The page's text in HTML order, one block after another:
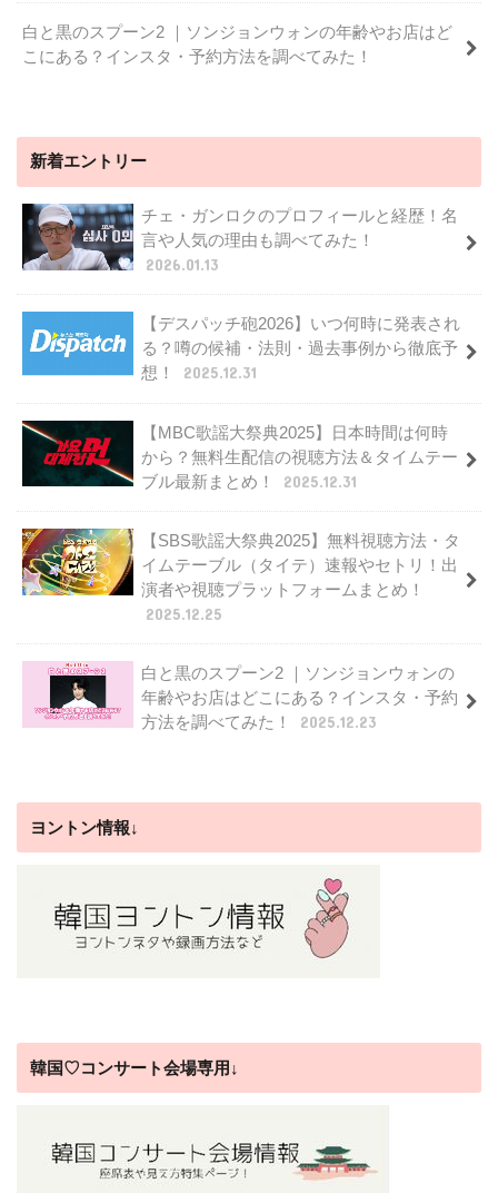
白と黒のスプーン2 ｜ソンジョンウォンの年齢やお店はど
こにある？インスタ・予約方法を調べてみた！
新着エントリー
チェ・ガンロクのプロフィールと経歴！名
言や人気の理由も調べてみた！
2026.01.13
【デスパッチ砲2026】いつ何時に発表され
る？噂の候補・法則・過去事例から徹底予
想！
2025.12.31
【MBC歌謡大祭典2025】日本時間は何時
から？無料生配信の視聴方法＆タイムテー
ブル最新まとめ！
2025.12.31
【SBS歌謡大祭典2025】無料視聴方法・タ
イムテーブル（タイテ）速報やセトリ！出
演者や視聴プラットフォームまとめ！
2025.12.25
白と黒のスプーン2 ｜ソンジョンウォンの
年齢やお店はどこにある？インスタ・予約
方法を調べてみた！
2025.12.23
ヨントン情報↓
韓国♡コンサート会場専用↓